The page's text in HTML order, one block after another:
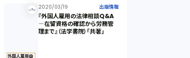
2020/03/19 出版情報
『外国人雇用の法律相談Q&A
―在留資格の確認から労務管
理まで』（法学書院）「共著」